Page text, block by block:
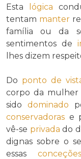
Esta
lógica
tentam manter
família ou da
sentimentos de
lhes dizem
Do ponto de
corpo da
sidodominado
conservadoras e
vê-se privada do
dignas sobre o
essas conceções